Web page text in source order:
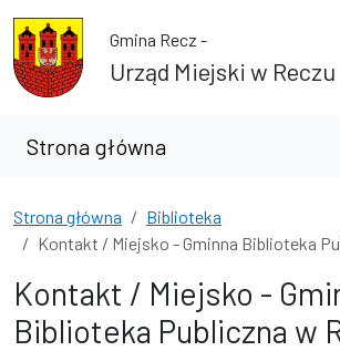
Przejdź do treści
Przejdź do wyszukiwarki
Gmina Recz -
Urząd Miejski w Reczu
Strona główna
Strona główna
Biblioteka
Kontakt / Miejsko - Gminna Biblioteka
Kontakt / Miejsko -
Biblioteka Publiczna w